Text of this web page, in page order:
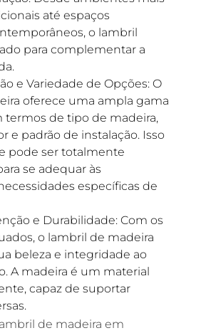
até espaços
o lambril
para complementar a
e Variedade de Opções: O
oferece uma ampla gama
termos de tipo de madeira,
e padrão de instalação. Isso
pode ser totalmente
se adequar às
específicas de
e Durabilidade: Com os
o lambril de madeira
beleza e integridade ao
A madeira é um material
capaz de suportar
de madeira em